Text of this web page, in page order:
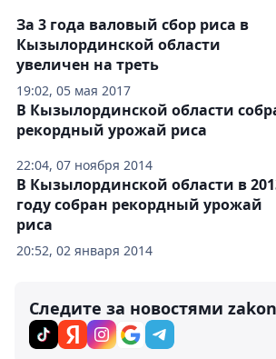
19:02, 05 мая 2017
За 3 года валовый сбор риса в
Кызылординской области
увеличен на треть
22:04, 07 ноября 2014
В Кызылординской области
рекордный урожай риса
20:52, 02 января 2014
В Кызылординской области в
году собран рекордный урожай
риса
Следите за новостями